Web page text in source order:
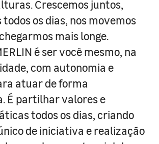
Crescemos juntos,
os dias, nos movemos
mais longe.
é ser você mesmo, na
com autonomia e
atuar de forma
É partilhar valores e
todos os dias, criando
de iniciativa e realização